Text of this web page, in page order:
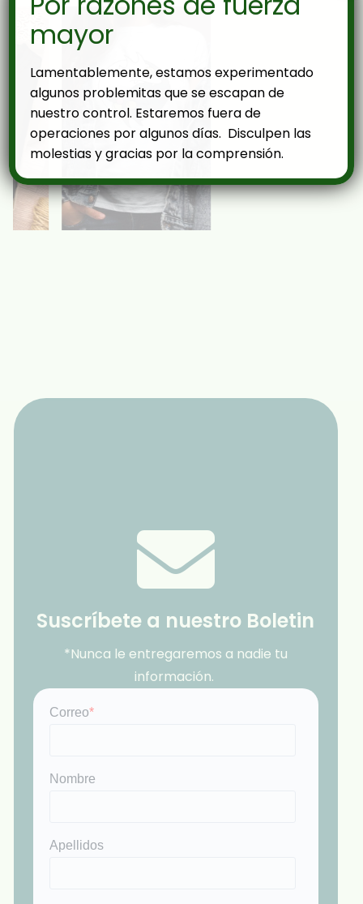
Suscríbete a nuestro Boletin
*Nunca le entregaremos a nadie tu
información.
mayor
Lamentablemente, estamos experimentado
algunos problemitas que se escapan de
nuestro control. Estaremos fuera de
operaciones por algunos días. Disculpen las
molestias y gracias por la comprensión.